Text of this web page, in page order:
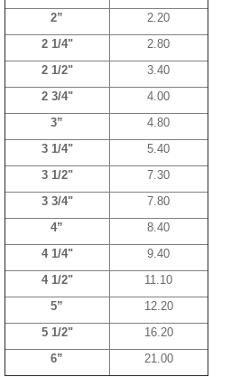
2”
2.20
2 1/4"
2.80
2 1/2"
3.40
2 3/4"
4.00
3”
4.80
3 1/4"
5.40
3 1/2"
7.30
3 3/4"
7.80
4”
8.40
4 1/4"
9.40
4 1/2"
11.10
5”
12.20
5 1/2"
16.20
6”
21.00